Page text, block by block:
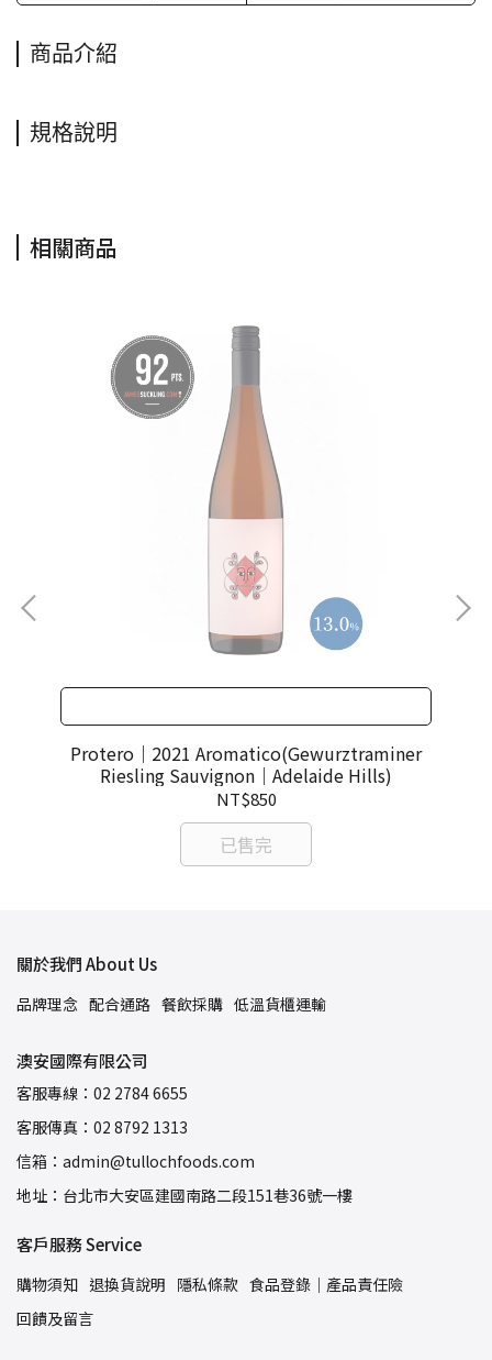
商品介紹
規格說明
相關商品
Protero｜2021 Aromatico(Gewurztraminer
Riesling Sauvignon｜Adelaide Hills)
NT$850
已售完
關於我們 About Us
品牌理念 配合通路 餐飲採購 低溫貨櫃運輸
澳安國際有限公司
客服專線：02 2784 6655
客服傳真：02 8792 1313
信箱：admin@tullochfoods.com
地址：台北市大安區建國南路二段151巷36號一樓
客戶服務 Service
購物須知 退換貨說明 隱私條款 食品登錄｜產品責任險
回饋及留言